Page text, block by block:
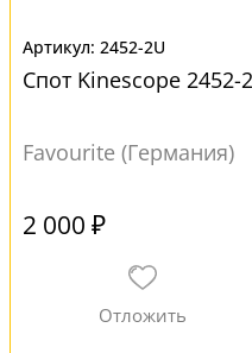
2452-2U
Спот Kinescope 2452-
Favourite (Германия)
2 000 ₽